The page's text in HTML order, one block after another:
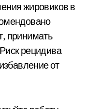
жировиков в
принимать
рецидива
от